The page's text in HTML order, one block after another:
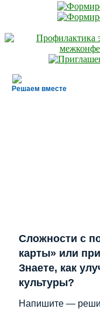
Решаем вместе
Сложности с
карты» или
Знаете, как
культуры?
Напишите —